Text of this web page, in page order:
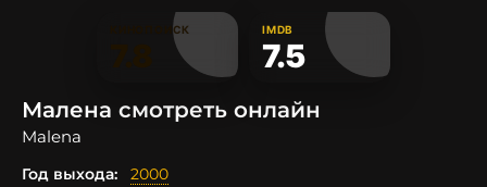
КИНОПОИСК IMDB
7.5
Малена смотреть онлайн
Malena
Год выхода:
2000